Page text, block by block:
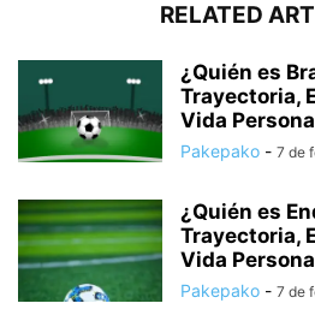
RELATED
¿Quién es
Trayectoria,
Vida
Pakepako - 7 de
¿Quién es
Trayectoria,
Vida
Pakepako - 7 de